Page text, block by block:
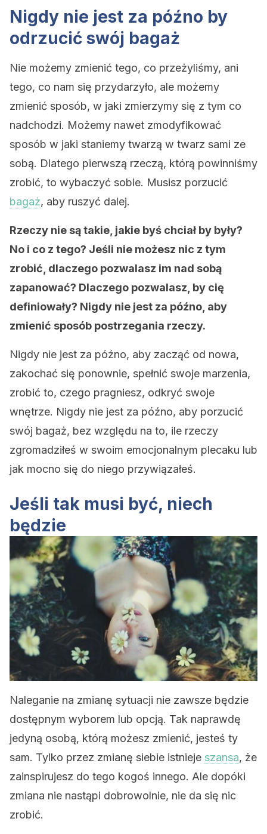
Nigdy nie jest za późno by
odrzucić swój bagaż
Nie możemy zmienić tego, co przeżyliśmy, ani
tego, co nam się przydarzyło, ale możemy
zmienić sposób, w jaki zmierzymy się z tym co
nadchodzi. Możemy nawet zmodyfikować
sposób w jaki staniemy twarzą w twarz sami ze
sobą. Dlatego pierwszą rzeczą, którą powinniśmy
zrobić, to wybaczyć sobie. Musisz porzucić
bagaż, aby ruszyć dalej.
Rzeczy nie są takie, jakie byś chciał by były?
No i co z tego? Jeśli nie możesz nic z tym
zrobić, dlaczego pozwalasz im nad sobą
zapanować? Dlaczego pozwalasz, by cię
definiowały? Nigdy nie jest za późno, aby
zmienić sposób postrzegania rzeczy.
Nigdy nie jest za późno, aby zacząć od nowa,
zakochać się ponownie, spełnić swoje marzenia,
zrobić to, czego pragniesz, odkryć swoje
wnętrze. Nigdy nie jest za późno, aby porzucić
swój bagaż, bez względu na to, ile rzeczy
zgromadziłeś w swoim emocjonalnym plecaku lub
jak mocno się do niego przywiązałeś.
Jeśli tak musi być, niech
będzie
Naleganie na zmianę sytuacji nie zawsze będzie
dostępnym wyborem lub opcją. Tak naprawdę
jedyną osobą, którą możesz zmienić, jesteś ty
sam. Tylko przez zmianę siebie istnieje szansa, że
​​zainspirujesz do tego kogoś innego. Ale dopóki
zmiana nie nastąpi dobrowolnie, nie da się nic
zrobić.